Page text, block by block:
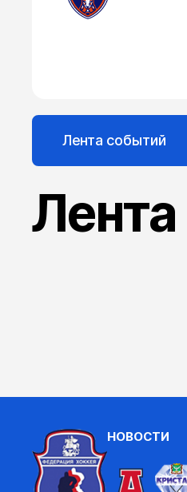
Лента событий
НОВОСТИ